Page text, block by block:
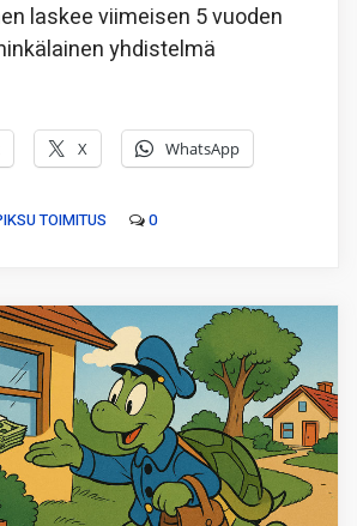
laskee viimeisen 5 vuoden
yhdistelmä
X WhatsApp
TOIMITUS 0